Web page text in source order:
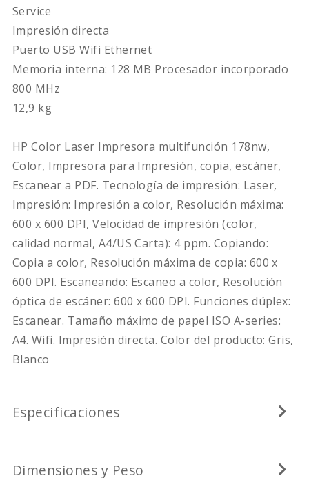
Service
Impresión directa
Puerto USB Wifi Ethernet
Memoria interna: 128 MB Procesador incorporado
800 MHz
12,9 kg
HP Color Laser Impresora multifunción 178nw,
Color, Impresora para Impresión, copia, escáner,
Escanear a PDF. Tecnología de impresión: Laser,
Impresión: Impresión a color, Resolución máxima:
600 x 600 DPI, Velocidad de impresión (color,
calidad normal, A4/US Carta): 4 ppm. Copiando:
Copia a color, Resolución máxima de copia: 600 x
600 DPI. Escaneando: Escaneo a color, Resolución
óptica de escáner: 600 x 600 DPI. Funciones dúplex:
Escanear. Tamaño máximo de papel ISO A-series:
A4. Wifi. Impresión directa. Color del producto: Gris,
Blanco
Especificaciones
Dimensiones y Peso